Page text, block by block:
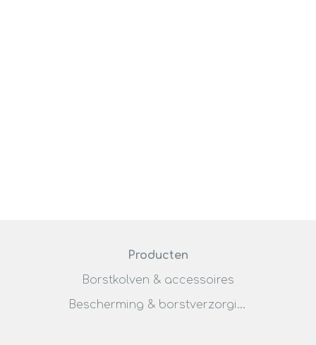
Producten
Borstkolven & accessoires
Bescherming & borstverzorging